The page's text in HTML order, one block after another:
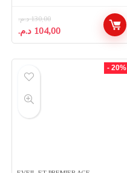
130,00 د.م.
Le
prix
104,00 د.م.
Le
prix
- 20%